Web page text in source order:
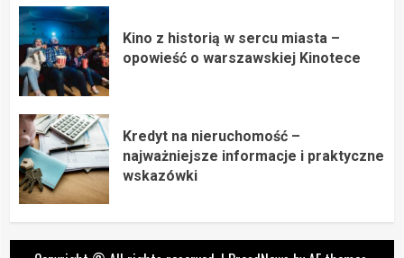
Kino z historią w sercu miasta –
opowieść o warszawskiej Kinotece
Kredyt na nieruchomość –
najważniejsze informacje i praktyczne
wskazówki